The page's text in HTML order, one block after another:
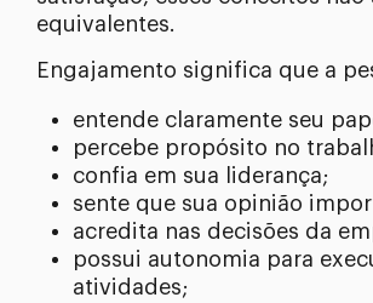
equivalentes.
Engajamento significa que a
entende claramente seu
percebe propósito no
confia em sua liderança;
sente que sua opinião
acredita nas decisões da
possui autonomia para
atividades;